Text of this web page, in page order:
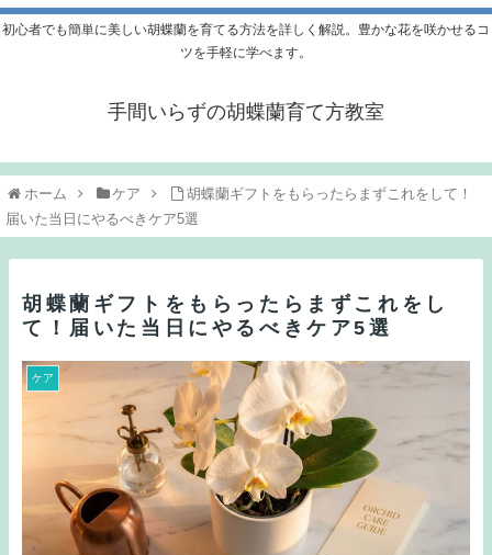
初心者でも簡単に美しい胡蝶蘭を育てる方法を詳しく解説。豊かな花を咲かせるコ
ツを手軽に学べます。
手間いらずの胡蝶蘭育て方教室
ホーム ケア
胡蝶蘭ギフトをもらったらまずこれをして！
届いた当日にやるべきケア5選
胡蝶蘭ギフトをもらったらまずこれをし
て！届いた当日にやるべきケア5選
ケア